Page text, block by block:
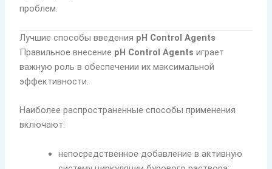
проблем.
Лучшие способы введения pH Control Agents
Правильное внесение pH Control Agents играет
важную роль в обеспечении их максимальной
эффективности.
Наиболее распространенные способы применения
включают:
непосредственное добавление в активную